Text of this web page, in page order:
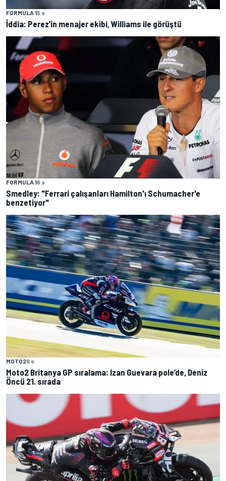
FORMULA 15 s
İddia: Perez’in menajer ekibi, Williams ile görüştü
FORMULA 16 s
Smedley: "Ferrari çalışanları Hamilton'ı Schumacher'e
benzetiyor"
MOTO26 s
Moto2 Britanya GP sıralama: Izan Guevara pole’de, Deniz
Öncü 21. sırada